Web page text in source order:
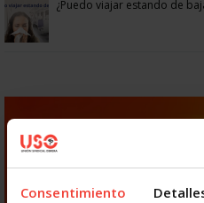
Consentimiento
¿Puedo viajar estando de